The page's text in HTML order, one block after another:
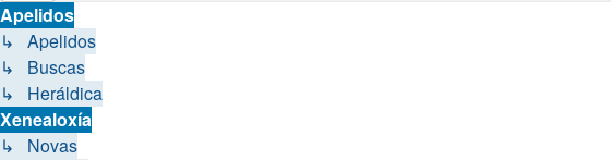
Apelidos
↳ Apelidos
↳ Buscas
↳ Heráldica
Xenealoxía
↳ Novas